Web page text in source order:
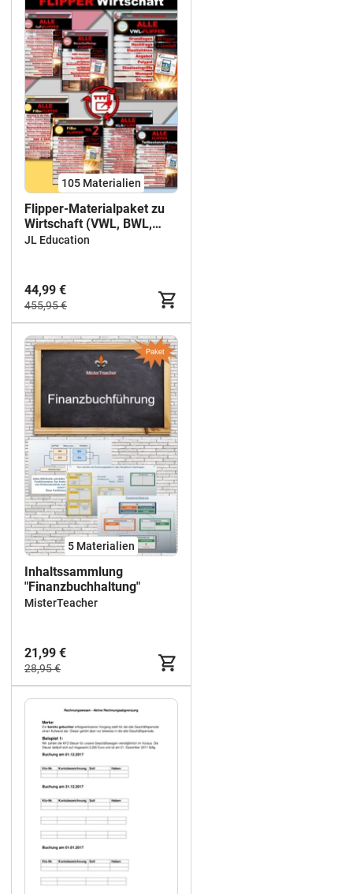
105 Materialien
Flipper-Materialpaket zu
Wirtschaft (VWL, BWL,
FiBu, KLR)
JL Education
44,99 €
455,95 €
5 Materialien
Inhaltssammlung
"Finanzbuchhaltung"
MisterTeacher
21,99 €
28,95 €